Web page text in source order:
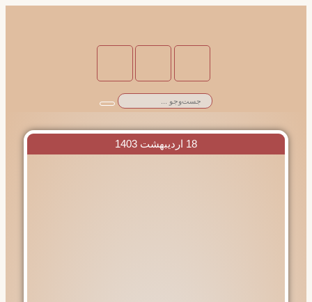
18 اردیبهشت 1403